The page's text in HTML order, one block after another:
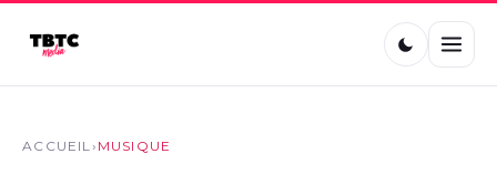
ACCUEIL› MUSIQUE